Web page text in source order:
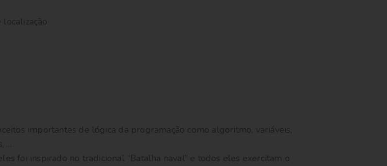
importantes de lógica da programação como algoritmo, variáveis,
foi inspirado no tradicional “Batalha naval” e todos eles exercitam o